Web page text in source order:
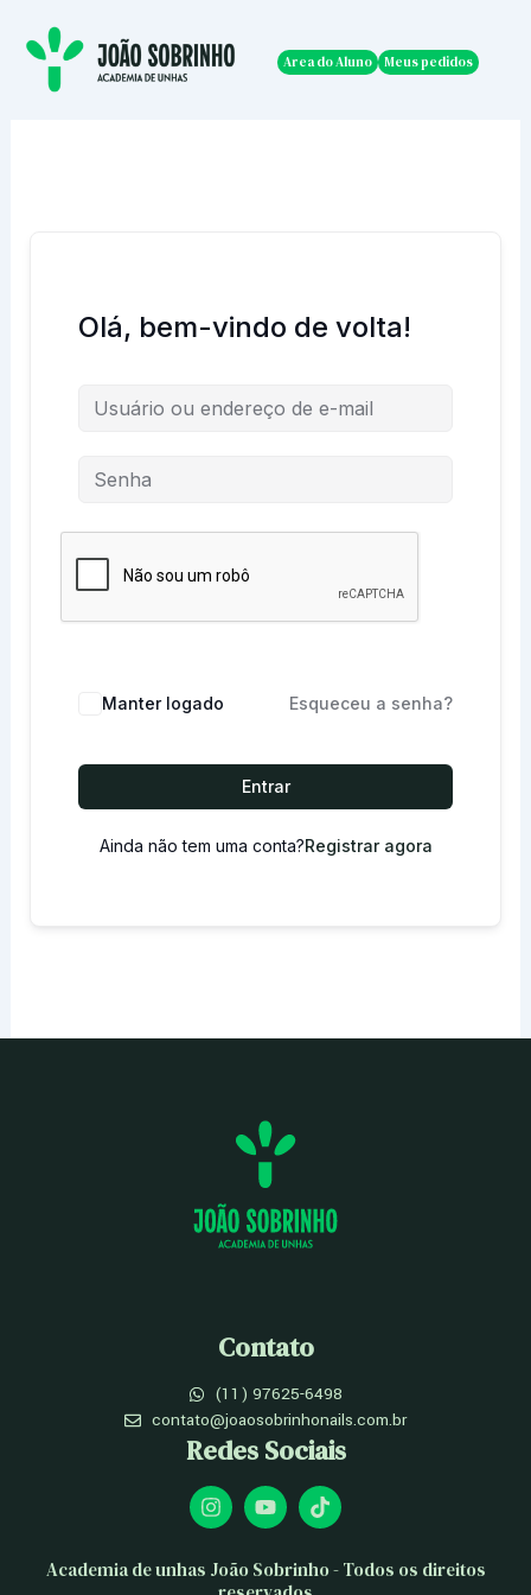
para
conteúdo
Area do Aluno Meus pedidos
Olá, bem-vindo de volta!
Manter logado Esqueceu a senha?
Entrar
Ainda não tem uma conta?Registrar agora
Contato
(11) 97625-6498
contato@joaosobrinhonails.com.br
Redes Sociais
I
n
s
t
a
Y
o
u
u
T
i
k
o
Academia de unhas João Sobrinho - Todos os direitos